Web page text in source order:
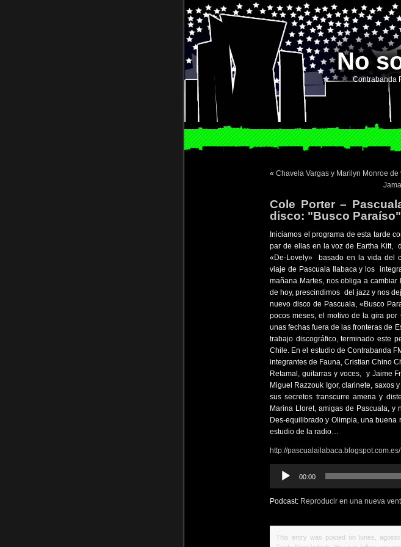
No
Contrabanda
« Chavela Vargas y Marilyn Monroe
Cole Porter –
disco: "Busco Paraíso"
Iniciamos el programa de esta tarde
par de ellas en la voz de Eartha Kitt,
«De-Lovely» basado en la vida del
viaje de Pascuala Ilabaca y los
mañana Martes, nos obliga a
de hoy, prescindimos del jazz y nos
nuevo disco de Pascuala, «Busco
pocos meses, el motivo de la gira
unas fechas fuera de las fronteras de
trabajo discográfico, terminado este
Chile. En el estudio de Contrabanda
integrantes de Fauna, Cristian Chino
Retamal, guitarras y voces, y Jaime
Miguel Razzouk Igor, clarinete,
sus secretos transcurre amena y
Marina Lloret, amigas de Pascuala, y
Des-equilibrado y Olimpia, una buena
estudio de la radio…
http://pascualailabaca.blogspot.com.es/
Reproductor
00:00
Podcast: Reproducir en una nueva
This entry was posted on lunes,